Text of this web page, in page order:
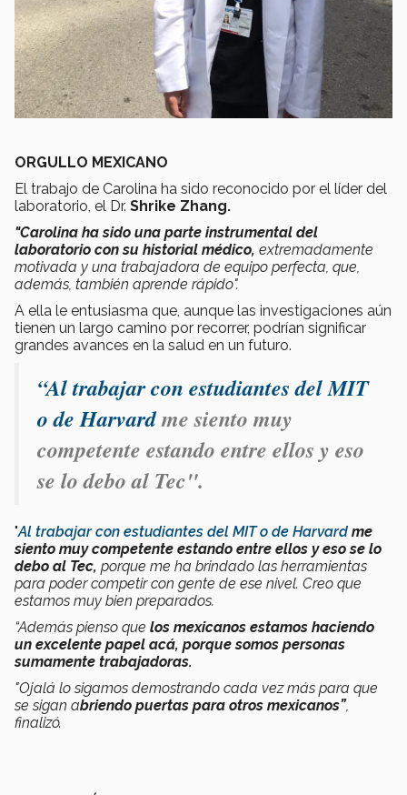
ORGULLO MEXICANO
El trabajo de Carolina ha sido reconocido por el líder del
laboratorio, el Dr. Shrike Zhang.
"Carolina ha sido una parte instrumental del
laboratorio con su historial médico, extremadamente
motivada y una trabajadora de equipo perfecta, que,
además, también aprende rápido".
A ella le entusiasma que, aunque las investigaciones aún
tienen un largo camino por recorrer, podrían significar
grandes avances en la salud en un futuro.
“Al trabajar con estudiantes del MIT
o de Harvardme siento muy
competente estando entre ellos y eso
se lo debo al Tec".
"Al trabajar con estudiantes del MIT o de Harvard me
siento muy competente estando entre ellos y eso se lo
debo al Tec, porque me ha brindado las herramientas
para poder competir con gente de ese nivel. Creo que
estamos muy bien preparados.
“Además pienso que los mexicanos estamos haciendo
un excelente papel acá, porque somos personas
sumamente trabajadoras.
"Ojalá lo sigamos demostrando cada vez más para que
se sigan abriendo puertas para otros mexicanos”,
finalizó.